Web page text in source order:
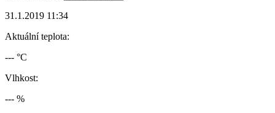
31.1.2019 11:34
Aktuální teplota:
--- °C
Vlhkost:
--- %